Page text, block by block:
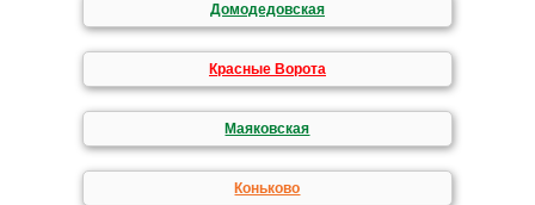
Домодедовская
Красные Ворота
Маяковская
Коньково